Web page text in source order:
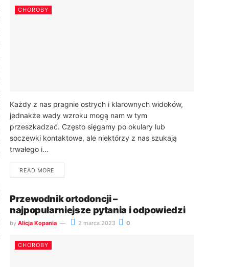
CHOROBY
Każdy z nas pragnie ostrych i klarownych widoków,
jednakże wady wzroku mogą nam w tym
przeszkadzać. Często sięgamy po okulary lub
soczewki kontaktowe, ale niektórzy z nas szukają
trwałego i...
READ MORE
Przewodnik ortodoncji –
najpopularniejsze pytania i odpowiedzi
by Alicja Kopania 2 marca 2023 0
CHOROBY